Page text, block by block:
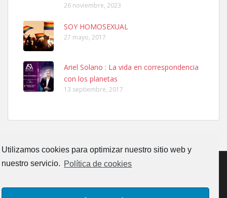
Utilizamos cookies para optimizar nuestro sitio web y
nuestro servicio. Política de cookies
Adopcion
Busco casa de acogida para mi perrita ya que por temas de trabajo
no la puedo tener. Solo gente r...
Gata joven encontrada
26 noviembre, 2023
SOY HOMOSEXUAL
27 mayo, 2017
Ariel Solano : La vida en correspondencia
con los planetas
13 septiembre, 2017